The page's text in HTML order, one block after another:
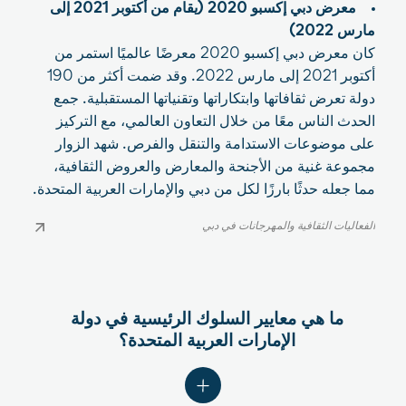
معرض دبي إكسبو 2020 (يقام من أكتوبر 2021 إلى
مارس 2022)
كان معرض دبي إكسبو 2020 معرضًا عالميًا استمر من
أكتوبر 2021 إلى مارس 2022. وقد ضمت أكثر من 190
دولة تعرض ثقافاتها وابتكاراتها وتقنياتها المستقبلية. جمع
الحدث الناس معًا من خلال التعاون العالمي، مع التركيز
على موضوعات الاستدامة والتنقل والفرص. شهد الزوار
مجموعة غنية من الأجنحة والمعارض والعروض الثقافية،
مما جعله حدثًا بارزًا لكل من دبي والإمارات العربية المتحدة.
الفعاليات الثقافية والمهرجانات في دبي
ما هي معايير السلوك الرئيسية في دولة
الإمارات العربية المتحدة؟